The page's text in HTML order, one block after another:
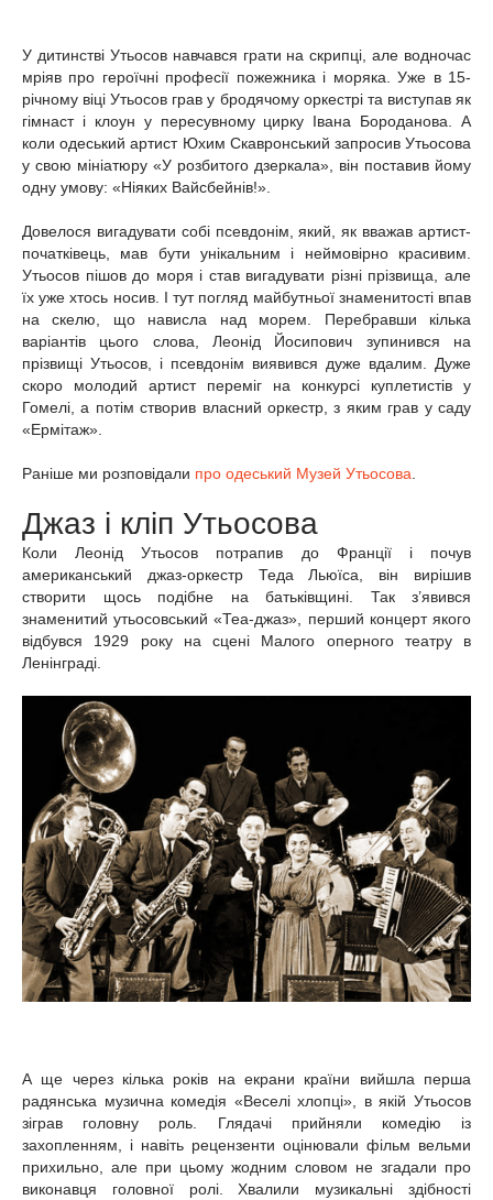
У дитинстві Утьосов навчався грати на скрипці, але водночас
мріяв про героїчні професії пожежника і моряка. Уже в 15-
річному віці Утьосов грав у бродячому оркестрі та виступав як
гімнаст і клоун у пересувному цирку Івана Бороданова. А
коли одеський артист Юхим Скавронський запросив Утьосова
у свою мініатюру «У розбитого дзеркала», він поставив йому
одну умову: «Ніяких Вайсбейнів!».
Довелося вигадувати собі псевдонім, який, як вважав артист-
початківець, мав бути унікальним і неймовірно красивим.
Утьосов пішов до моря і став вигадувати різні прізвища, але
їх уже хтось носив. І тут погляд майбутньої знаменитості впав
на скелю, що нависла над морем. Перебравши кілька
варіантів цього слова, Леонід Йосипович зупинився на
прізвищі Утьосов, і псевдонім виявився дуже вдалим. Дуже
скоро молодий артист переміг на конкурсі куплетистів у
Гомелі, а потім створив власний оркестр, з яким грав у саду
«Ермітаж».
Раніше ми розповідали про одеський Музей Утьосова
Джаз і кліп Утьосова
Коли Леонід Утьосов потрапив до Франції і почув
американський джаз-оркестр Теда Льюїса, він вирішив
створити щось подібне на батьківщині. Так з’явився
знаменитий утьосовський «Теа-джаз», перший концерт якого
відбувся 1929 року на сцені Малого оперного театру в
Ленінграді.
А ще через кілька років на екрани країни вийшла перша
радянська музична комедія «Веселі хлопці», в якій Утьосов
зіграв головну роль. Глядачі прийняли комедію із
захопленням, і навіть рецензенти оцінювали фільм вельми
прихильно, але при цьому жодним словом не згадали про
виконавця головної ролі. Хвалили музикальні здібності